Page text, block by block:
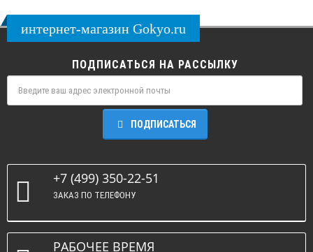
интернет-магазин Gokyo.ru
ПОДПИСАТЬСЯ НА РАССЫЛКУ
ПОДПИСАТЬСЯ
+7 (499) 350-22-51
ЗАКАЗ ПО ТЕЛЕФОНУ
РАБОЧЕЕ ВРЕМЯ